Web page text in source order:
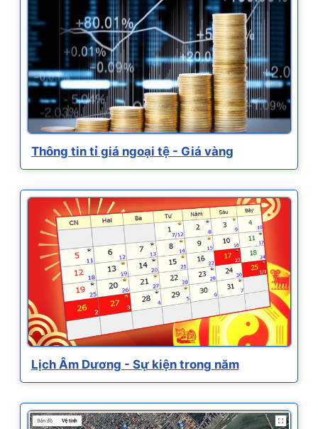
Thông tin tỉ giá ngoại tệ - Giá vàng
Lịch Âm Dương - Sự kiện trong năm